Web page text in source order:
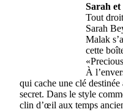
Sarah
Tout
Sarah
Malak
cette
À
qui cache une clé
secret. Dans le style
clin d’œil aux temps